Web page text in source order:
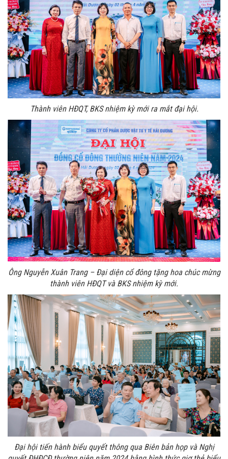
Thành viên HĐQT, BKS nhiệm kỳ mới ra mắt đại hội.
Ông Nguyễn Xuân Trang – Đại diện cổ đông tặng hoa chúc mừng
thành viên HĐQT và BKS nhiệm kỳ mới.
Đại hội tiến hành biểu quyết thông qua Biên bản họp và Nghị